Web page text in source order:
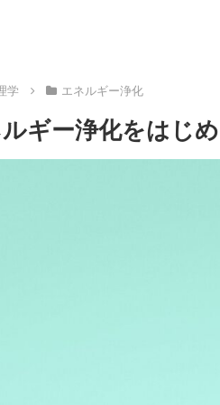
学 エネルギー浄化
ギー浄化をはじ